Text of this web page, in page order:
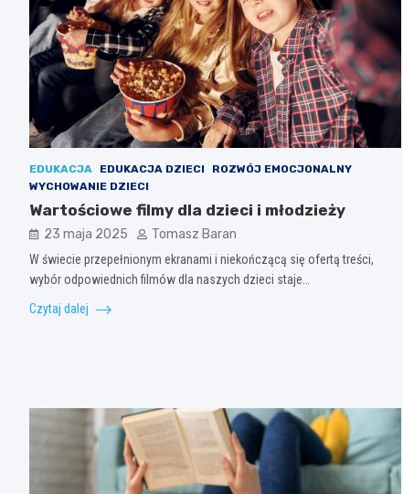
EDUKACJA EDUKACJA DZIECI
ROZWÓJ EMOCJONALNY
WYCHOWANIE DZIECI
Wartościowe filmy dla dzieci i młodzieży
23 maja 2025 Tomasz Baran
W świecie przepełnionym ekranami i niekończącą się ofertą treści,
wybór odpowiednich filmów dla naszych dzieci staje…
Czytaj dalej